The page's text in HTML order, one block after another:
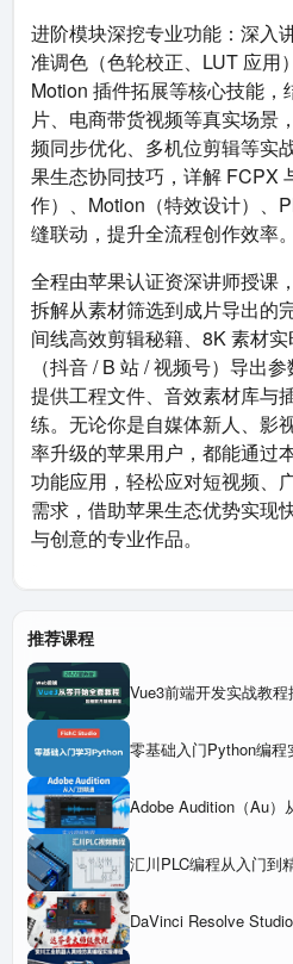
进阶模块深挖专业功能：深入
准调色（色轮校正、LUT 应用
Motion 插件拓展等核心技能
片、电商带货视频等真实场景
频同步优化、多机位剪辑等实
果生态协同技巧，详解 FCPX
作）、Motion（特效设计）、
缝联动，提升全流程创作效率。​
全程由苹果认证资深讲师授课
拆解从素材筛选到成片导出的
间线高效剪辑秘籍、8K 素材
（抖音 / B 站 / 视频号）导出
提供工程文件、音效素材库与
练。无论你是自媒体新人、影
率升级的苹果用户，都能通过
功能应用，轻松应对短视频、
需求，借助苹果生态优势实现
与创意的专业作品。​
推荐课程
Vue3前端开发实战教程
零基础入门Python编程
Adobe Audition（Au）
汇川PLC编程从入门到
DaVinci Resolve